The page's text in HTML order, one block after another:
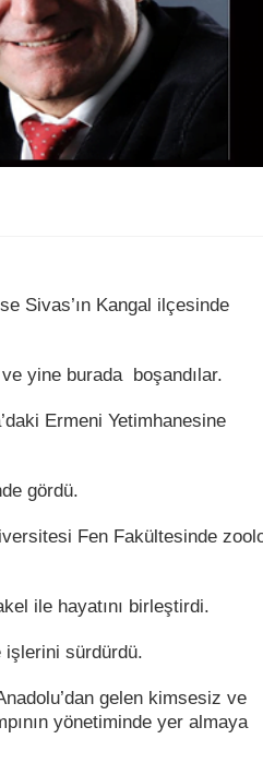
Sivas’ın Kangal ilçesinde
ve yine burada boşandılar.
Ermeni Yetimhanesine
gördü.
Fen Fakültesinde
ile hayatını birleştirdi.
işlerini sürdürdü.
gelen kimsesiz ve
yönetiminde yer almaya